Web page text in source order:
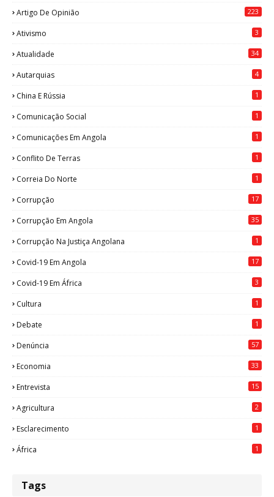
Artigo De Opinião 223
Ativismo 3
Atualidade 34
Autarquias 4
China E Rússia 1
Comunicação Social 1
Comunicações Em Angola 1
Conflito De Terras 1
Correia Do Norte 1
Corrupção 17
Corrupção Em Angola 35
Corrupção Na Justiça Angolana 1
Covid-19 Em Angola 17
Covid-19 Em África 3
Cultura 1
Debate 1
Denúncia 57
Economia 33
Entrevista 15
Agricultura 2
Esclarecimento 1
África 1
Tags